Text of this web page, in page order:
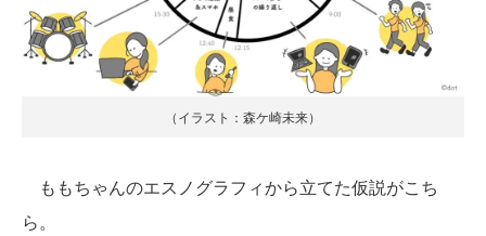
（イラスト：森ケ崎未来）
ももちゃんのエスノグラフィから立てた仮説がこち
ら。